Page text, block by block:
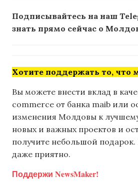
Подписывайтесь на наш
знать прямо сейчас о
Хотите поддержать то, что
Вы можете внести вклад в
commerce от банка maib или
изменения Молдовы к
новых и важных проектов и
получите небольшой
даже приятно.
Поддержи NewsMaker!